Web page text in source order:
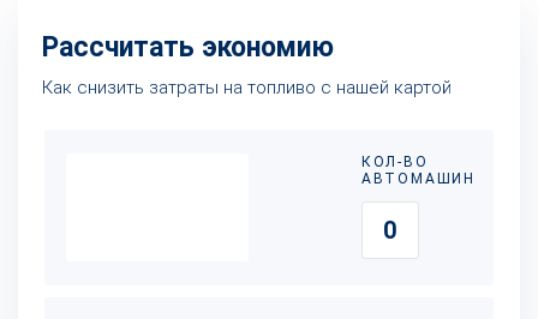
Рассчитать экономию
Как снизить затраты на топливо с нашей картой
КОЛ-ВО
АВТОМАШИН